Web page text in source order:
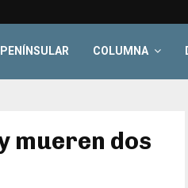
PENÍNSULAR COLUMNA
mueren dos